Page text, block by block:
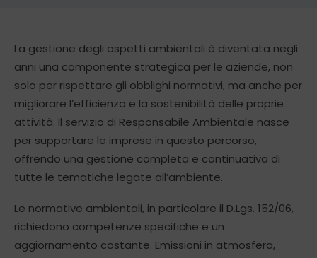
La gestione degli aspetti ambientali è diventata negli
anni una componente strategica per le aziende, non
solo per rispettare gli obblighi normativi, ma anche per
migliorare l’efficienza e la sostenibilità delle proprie
attività. Il servizio di Responsabile Ambientale nasce
per supportare le imprese in questo percorso,
offrendo una gestione completa e continuativa di
tutte le tematiche legate all’ambiente.
Le normative ambientali, in particolare il D.Lgs. 152/06,
richiedono competenze specifiche e un
aggiornamento costante. Emissioni in atmosfera,